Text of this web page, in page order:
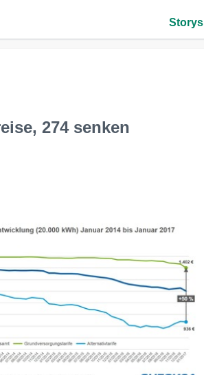
Storys
274 senken